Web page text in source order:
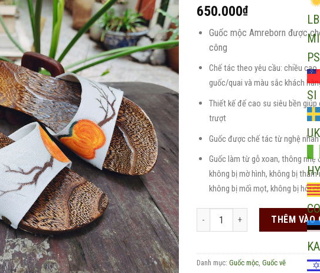
LB
MI
PS
SI
UK
HY
CO
KA
650.000₫
Guốc mộc Amreborn được
công
Chế tác theo yêu cầu: chiều
guốc/quai và màu sắc khách
Thiết kế đế cao su siêu bền giúp
trượt
Guốc được chế tác từ nghệ nhân
Guốc làm từ gỗ xoan, thông nhẹ
không bị mờ hình, không bị
không bị mối mọt, không bị hôi
Guốc mộc siêu nhẹ quai quả
THÊM VÀO
Danh mục: Guốc mộc Guốc vẽ